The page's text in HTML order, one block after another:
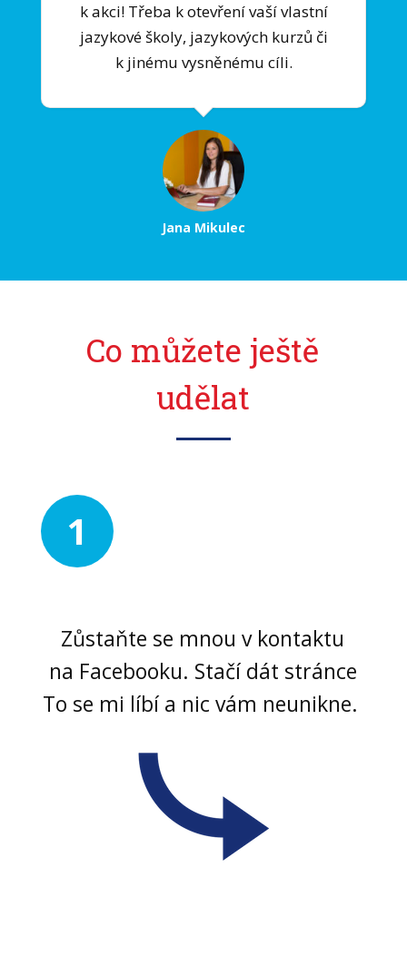
k akci! Třeba k otevření vaší vlastní
jazykové školy, jazykových kurzů či
k jinému vysněnému cíli.
Jana Mikulec
Co můžete ještě
udělat
1
Zůstaňte se mnou v kontaktu
na Facebooku. Stačí dát stránce
To se mi líbí a nic vám neunikne.